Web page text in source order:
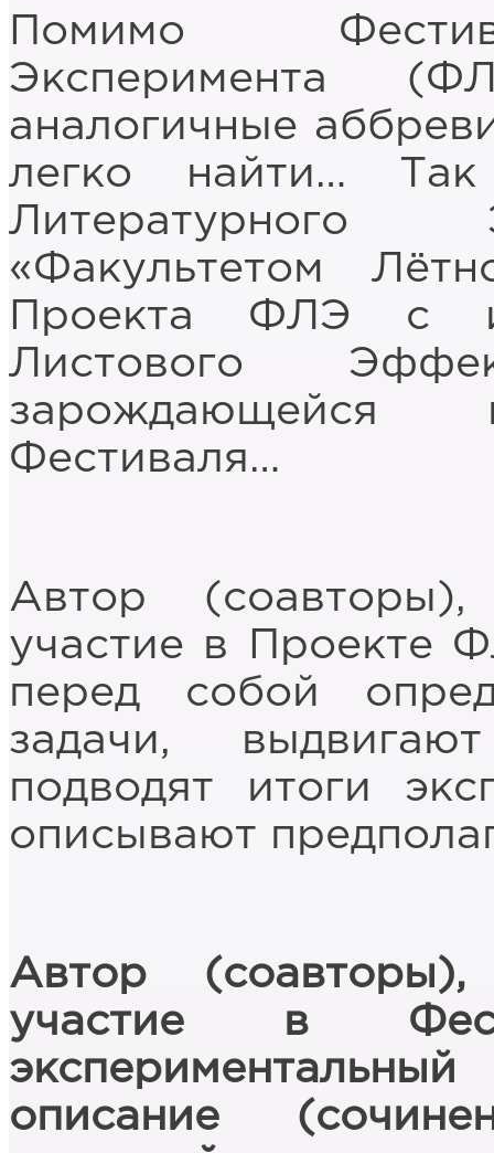
Помимо
Эксперимента
аналогичные
легко найти…
Литературного
«Факультетом
Проекта ФЛЭ с
Листового
зарождающейся
Фестиваля…
Автор
участие в Проекте
перед собой
задачи,
подводят итоги
описывают
Автор
участие в
описание